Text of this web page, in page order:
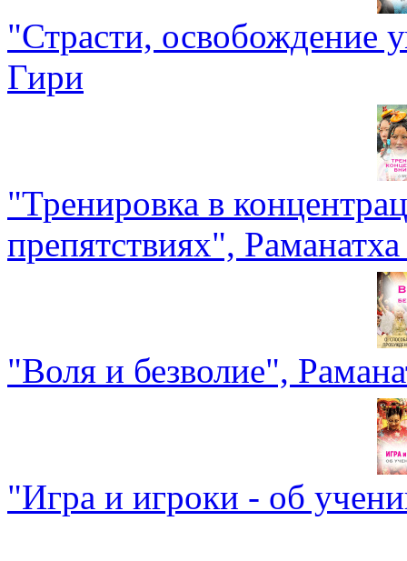
"Страсти, освобождение
Гири
"Тренировка в
препятствиях",
"Воля и безволие",
"Игра и игроки - об